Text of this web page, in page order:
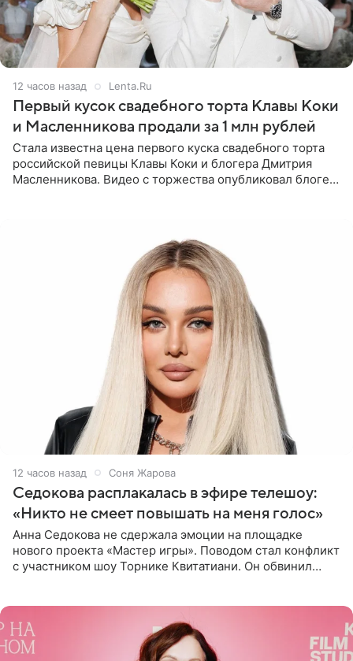
12 часов назад Lenta.Ru
Первый кусок свадебного торта Клавы Коки
и Масленникова продали за 1 млн рублей
Стала известна цена первого куска свадебного торта
российской певицы Клавы Коки и блогера Дмитрия
Масленникова. Видео с торжества опубликовал блогер
12 часов назад Соня Жарова
Седокова расплакалась в эфире телешоу:
«Никто не смеет повышать на меня голос»
Анна Седокова не сдержала эмоции на площадке
нового проекта «Мастер игры». Поводом стал конфликт
с участником шоу Торнике Квитатиани. Он обвинил